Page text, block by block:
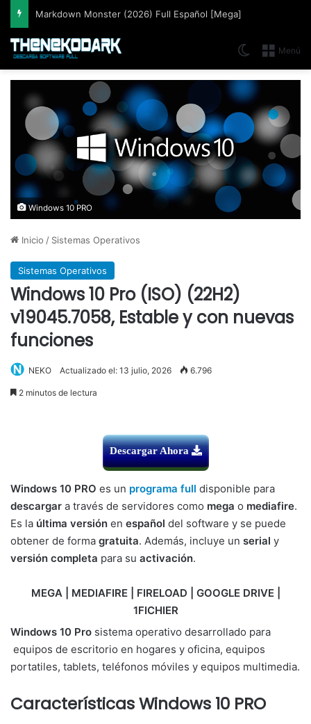
Markdown Monster (2026) Full Español [Mega]
Menú
Switch skin
Windows 10 PRO
Inicio / Sistemas Operativos
Sistemas Operativos
Windows 10 Pro (ISO) (22H2)
v19045.7058, Estable y con nuevas
funciones
NEKO Actualizado el: 13 julio, 2026 6.796
2 minutos de lectura
Descargar Ahora
Windows 10 PRO es un programa full disponible para
descargar a través de servidores como mega o mediafire.
Es la última versión en español del software y se puede
obtener de forma gratuita. Además, incluye un serial y
versión completa para su activación.
MEGA | MEDIAFIRE | FIRELOAD | GOOGLE DRIVE |
1FICHIER
Windows 10 Pro sistema operativo desarrollado para
equipos de escritorio en hogares y oficina, equipos
portatiles, tablets, teléfonos móviles y equipos multimedia.
Características Windows 10 PRO